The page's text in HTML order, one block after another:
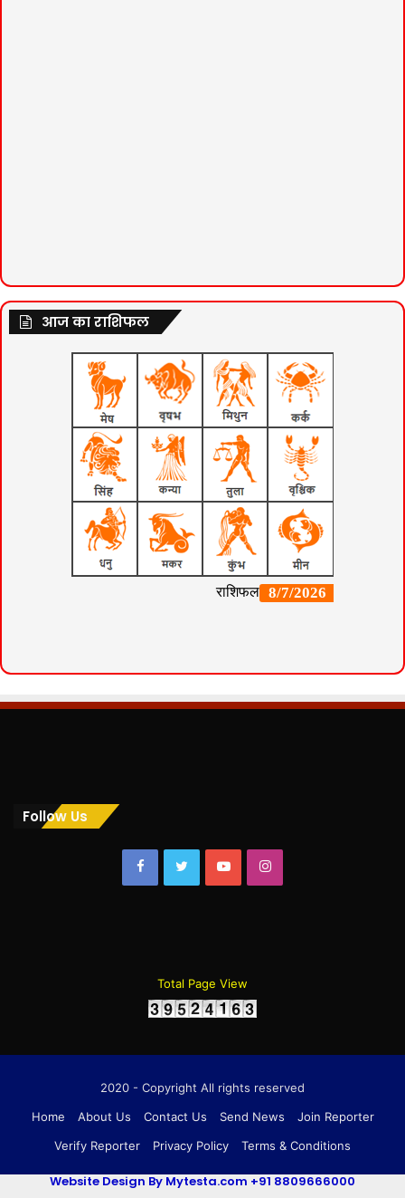
आज का राशिफल
Follow Us
FacebookTwitterYouTubeInstagram
Total Page View
2020 - Copyright All rights reserved
Home
About Us Contact Us Send News
Join Reporter
Verify Reporter
Privacy Policy Terms & Conditions
Website Design By Mytesta.com +91 8809666000